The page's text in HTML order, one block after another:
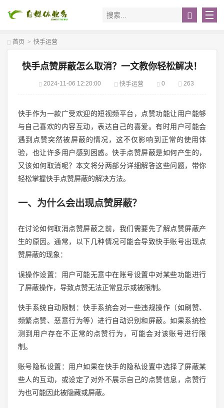
首页 > 快手运营
快手点赞屏蔽怎么取消？一文教你轻松解决！
2024-11-06 12:20:00 快手运营 0 263
快手作为一款广受欢迎的短视频平台，点赞功能让用户能够
与自己喜欢的内容互动，表达自己的喜爱。有时用户可能会
遇到点赞突然被屏蔽的情况，这不仅影响到正常的使用体
验，也让许多用户感到困惑。快手点赞屏蔽是如何产生的，
又该如何取消呢？本文将分两部分详细解答这些问题，带你
轻松掌握快手点赞屏蔽的解决方法。
一、为什么会出现点赞屏蔽？
在讨论如何取消点赞屏蔽之前，我们需要先了解点赞屏蔽产
生的原因。通常，以下几种情况可能会导致快手账号出现点
赞屏蔽的现象：
误操作设置：用户可能无意中在账号设置中对某些功能进行
了屏蔽操作，导致点赞无法正常显示或被限制。
快手系统自动限制：快手系统会对一些违规操作（如刷赞、
频繁点赞、恶意行为等）进行自动识别和屏蔽。如果系统检
测到用户存在不正常的点赞行为，可能会对该账号进行限
制。
账号隐私设置：用户如果在快手的隐私设置中选择了屏蔽某
些人的互动，或设定了对外不展示自己的点赞信息，点赞行
为也可能因此被隐藏或屏蔽。